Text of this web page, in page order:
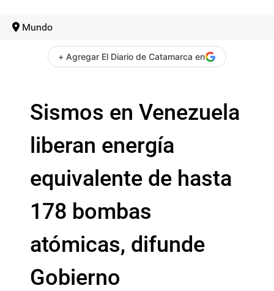
Mundo
+ Agregar El Diario de Catamarca en
Sismos en Venezuela
liberan energía
equivalente de hasta
178 bombas
atómicas, difunde
Gobierno